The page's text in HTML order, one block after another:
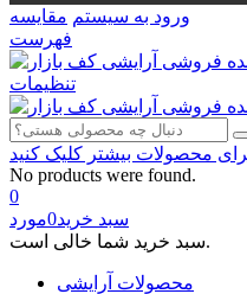
ورود به سیستم مقایسه
فهرست
تنظیمات
No products were found.
0
سبد خرید0مورد
سبد خرید شما خالی است.
محصولات آرایشی